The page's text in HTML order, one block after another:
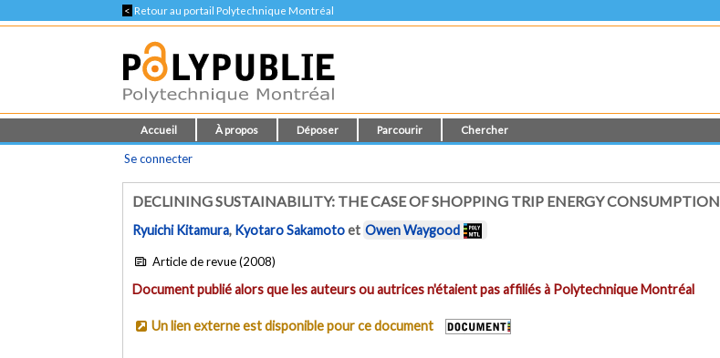
< Retour au portail Polytechnique Montréal
Accueil À propos Déposer Parcourir Chercher
Se connecter
DECLINING SUSTAINABILITY: THE CASE OF SHOPPING TRIP ENERGY CONSUMPTION
Ryuichi Kitamura, Kyotaro Sakamotoet Owen Waygood
Article de revue (2008)
Document publié alors que les auteurs ou autrices n'étaient pas affiliés à Polytechnique Montréal
Un lien externe est disponible pour ce document